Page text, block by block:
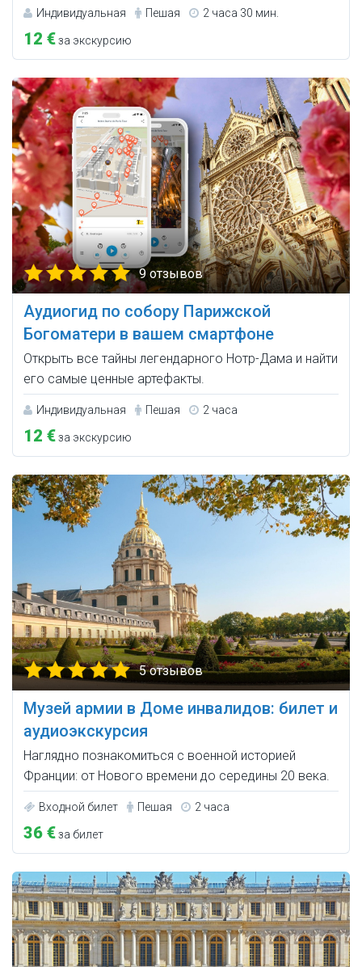
Индивидуальная Пешая 2 часа 30 мин.
12 €за экскурсию
9 отзывов
Аудиогид по собору Парижской
Богоматери в вашем смартфоне
Открыть все тайны легендарного Нотр-Дама и найти
его самые ценные артефакты.
Индивидуальная Пешая 2 часа
12 €за экскурсию
5 отзывов
Музей армии в Доме инвалидов: билет и
аудиоэкскурсия
Наглядно познакомиться с военной историей
Франции: от Нового времени до середины 20 века.
Входной билет Пешая 2 часа
36 €за билет